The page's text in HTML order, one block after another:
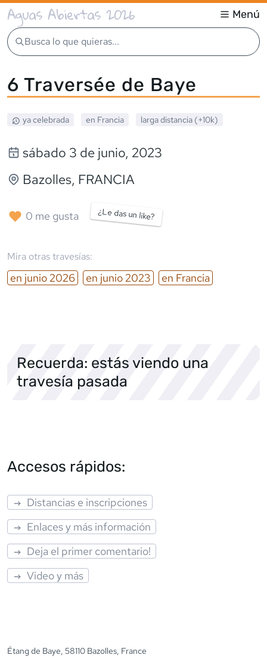
Aguas Abiertas 2026 Menú
Busca lo que quieras...
6 Traversée de Baye
ya celebrada en Francia larga distancia (+10k)
sábado 3 de junio, 2023
Bazolles, FRANCIA
0 me gusta ¿Le das un like?
Mira otras travesías:
en junio 2026 en junio 2023 en Francia
Recuerda: estás viendo una
travesía pasada
Accesos rápidos:
Distancias e inscripciones
Enlaces y más información
Deja el primer comentario!
Video y más
Étang de Baye, 58110 Bazolles, France